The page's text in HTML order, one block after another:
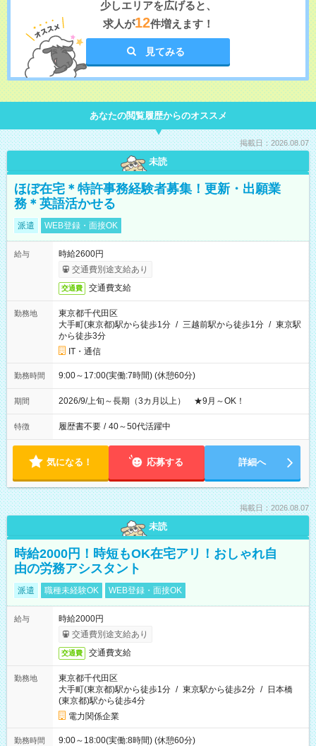
少しエリアを広げると、
求人が12件増えます！
見てみる
あなたの閲覧履歴からのオススメ
掲載日：2026.08.07
未読
ほぼ在宅＊特許事務経験者募集！更新・出願業
務＊英語活かせる
派遣 WEB登録・面接OK
給与
時給2600円
交通費別途支給あり
交通費 交通費支給
勤務地
東京都千代田区
大手町(東京都)駅から徒歩1分 / 三越前駅から徒歩1分 / 東京駅
から徒歩3分
IT・通信
勤務時間 9:00～17:00(実働:7時間) (休憩60分)
期間 2026/9/上旬～長期（3カ月以上） ★9月～OK！
特徴 履歴書不要 / 40～50代活躍中
気になる！ 応募する 詳細へ
掲載日：2026.08.07
未読
時給2000円！時短もOK在宅アリ！おしゃれ自
由の労務アシスタント
派遣 職種未経験OK WEB登録・面接OK
給与
時給2000円
交通費別途支給あり
交通費 交通費支給
勤務地
東京都千代田区
大手町(東京都)駅から徒歩1分 / 東京駅から徒歩2分 / 日本橋
(東京都)駅から徒歩4分
電力関係企業
勤務時間 9:00～18:00(実働:8時間) (休憩60分)